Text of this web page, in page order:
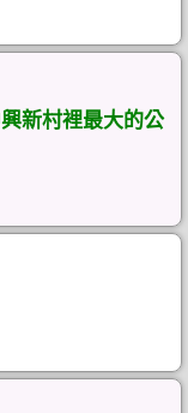
新村裡最大的公